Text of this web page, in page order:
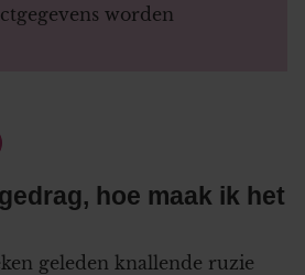
worden
hoe maak ik het
geleden knallende ruzie